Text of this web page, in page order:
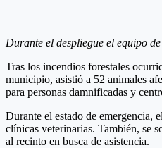
Durante el despliegue el equipo
Tras los incendios forestales
municipio, asistió a 52 animales
para personas damnificadas y
Durante el estado de emergencia,
clínicas veterinarias. También, se
al recinto en busca de asistencia.